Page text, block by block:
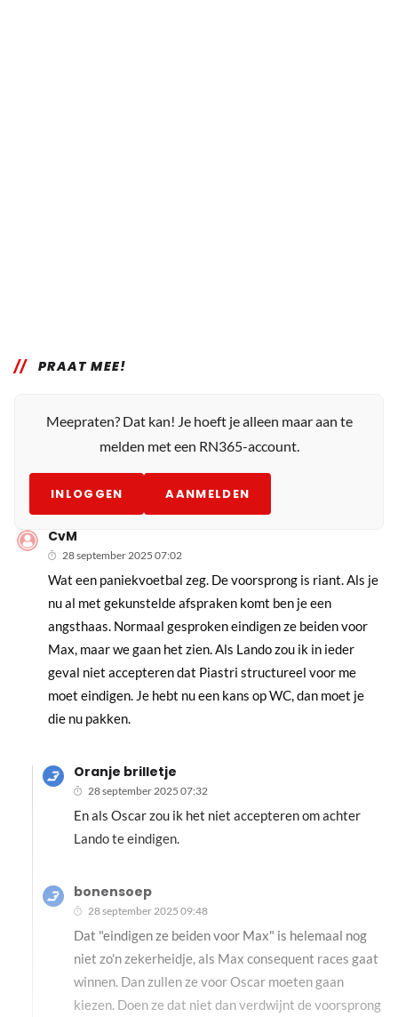
PRAAT MEE!
Meepraten? Dat kan! Je hoeft je alleen maar aan te
melden met een RN365-account.
INLOGGEN AANMELDEN
CvM
28 september 2025 07:02
Wat een paniekvoetbal zeg. De voorsprong is riant. Als je
nu al met gekunstelde afspraken komt ben je een
angsthaas. Normaal gesproken eindigen ze beiden voor
Max, maar we gaan het zien. Als Lando zou ik in ieder
geval niet accepteren dat Piastri structureel voor me
moet eindigen. Je hebt nu een kans op WC, dan moet je
die nu pakken.
Oranje brilletje
28 september 2025 07:32
En als Oscar zou ik het niet accepteren om achter
Lando te eindigen.
bonensoep
28 september 2025 09:48
Dat "eindigen ze beiden voor Max" is helemaal nog
niet zo'n zekerheidje, als Max consequent races gaat
winnen. Dan zullen ze voor Oscar moeten gaan
kiezen. Doen ze dat niet dan verdwijnt de voorsprong